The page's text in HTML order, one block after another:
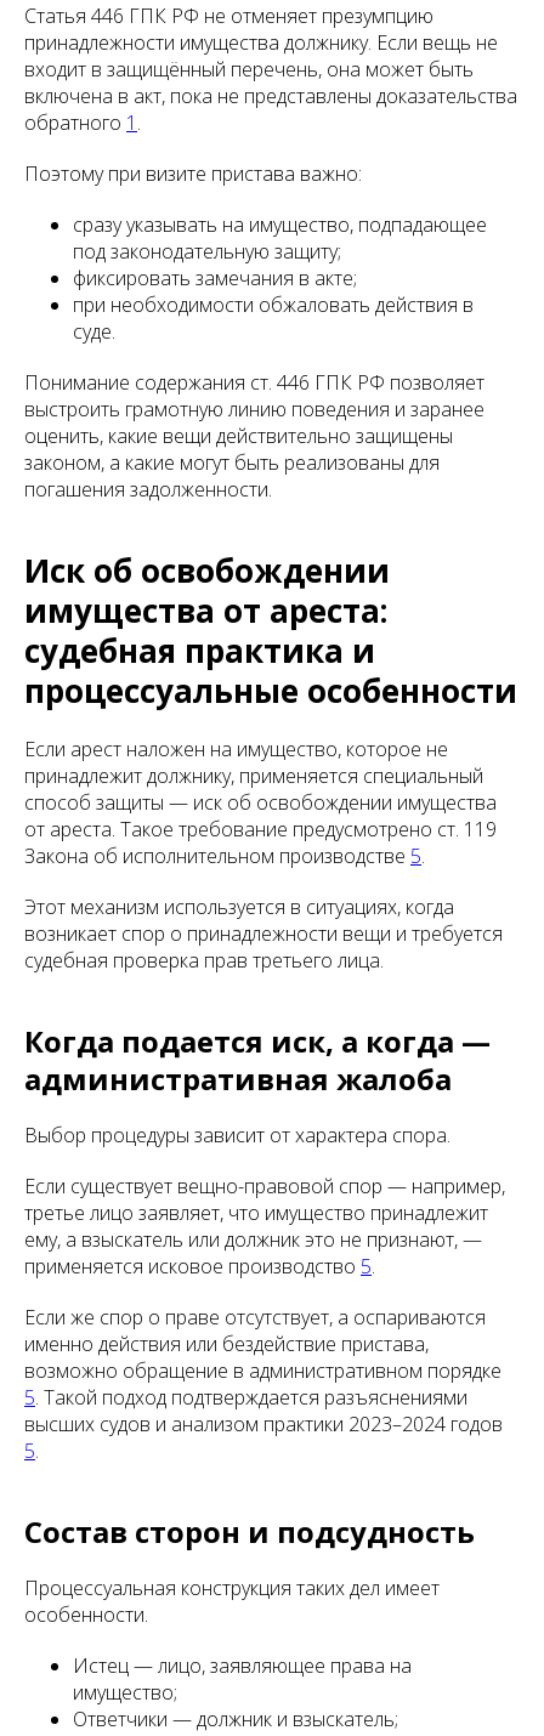
Статья 446 ГПК РФ не отменяет презумпцию
принадлежности имущества должнику. Если вещь не
входит в защищённый перечень, она может быть
включена в акт, пока не представлены доказательства
обратного 1 .
Поэтому при визите пристава важно:
сразу указывать на имущество, подпадающее
под законодательную защиту;
фиксировать замечания в акте;
при необходимости обжаловать действия в
суде.
Понимание содержания ст. 446 ГПК РФ позволяет
выстроить грамотную линию поведения и заранее
оценить, какие вещи действительно защищены
законом, а какие могут быть реализованы для
погашения задолженности.
Иск об освобождении
имущества от ареста:
судебная практика и
процессуальные особенности
Если арест наложен на имущество, которое не
принадлежит должнику, применяется специальный
способ защиты — иск об освобождении имущества
от ареста. Такое требование предусмотрено ст. 119
Закона об исполнительном производстве 5.
Этот механизм используется в ситуациях, когда
возникает спор о принадлежности вещи и требуется
судебная проверка прав третьего лица.
Когда подается иск, а когда —
административная жалоба
Выбор процедуры зависит от характера спора.
Если существует вещно-правовой спор — например,
третье лицо заявляет, что имущество принадлежит
ему, а взыскатель или должник это не признают, —
применяется исковое производство 5.
Если же спор о праве отсутствует, а оспариваются
именно действия или бездействие пристава,
возможно обращение в административном порядке
5. Такой подход подтверждается разъяснениями
высших судов и анализом практики 2023–2024 годов
5.
Состав сторон и подсудность
Процессуальная конструкция таких дел имеет
особенности.
Истец — лицо, заявляющее права на
имущество;
Ответчики — должник и взыскатель;